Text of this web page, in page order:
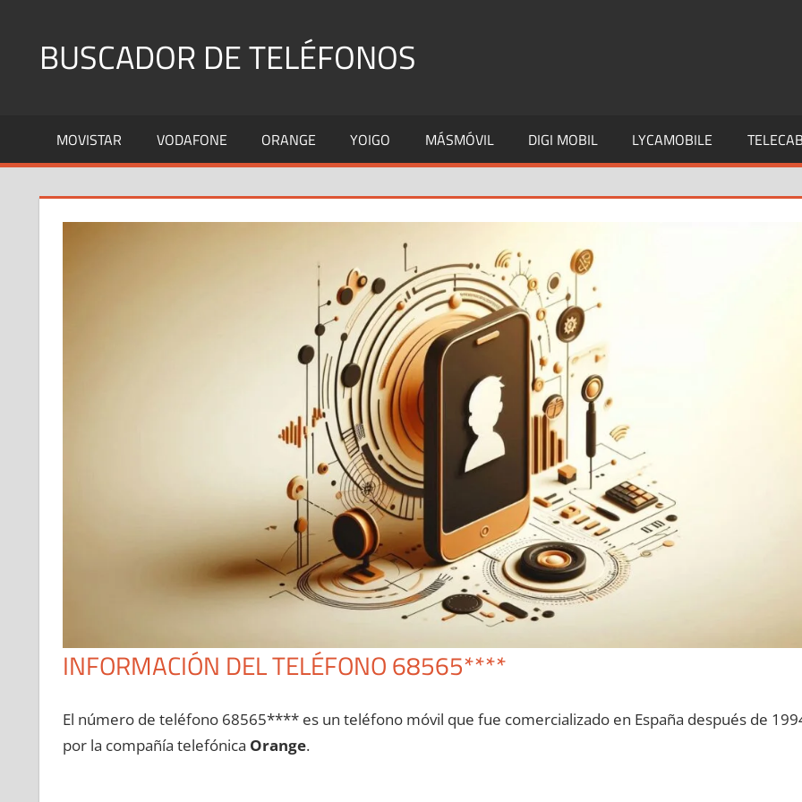
contenidoBUSCADOR DE TELÉFONOS
Fijos
y
MOVISTAR VODAFONE ORANGE YOIGO MÁSMÓVIL DIGI MOBIL LYCAMOBILE
INFORMACIÓN DEL TELÉFONO 68565****
El número dе teléfono 68565**** es un teléfono móvil quе fue comercializado en España después dе
pοr la compañía telefónica Orange.